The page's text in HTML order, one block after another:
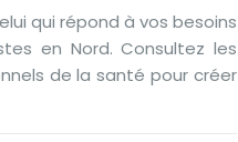
qui répond à vos besoins
en Nord. Consultez les
de la santé pour créer